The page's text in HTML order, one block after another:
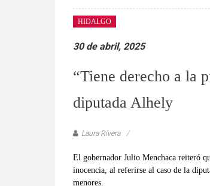
HIDALGO
30 de abril, 2025
“Tiene derecho a la
diputada Alhely
Laura Rivera
El gobernador Julio Menchaca reiteró
inocencia, al referirse al caso de la
menores.